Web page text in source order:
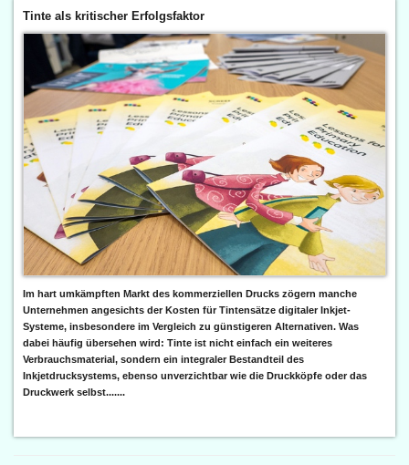
Tinte als kritischer Erfolgsfaktor
Im hart umkämpften Markt des kommerziellen Drucks zögern manche
Unternehmen angesichts der Kosten für Tintensätze digitaler Inkjet-
Systeme, insbesondere im Vergleich zu günstigeren Alternativen. Was
dabei häufig übersehen wird: Tinte ist nicht einfach ein weiteres
Verbrauchsmaterial, sondern ein integraler Bestandteil des
Inkjetdrucksystems, ebenso unverzichtbar wie die Druckköpfe oder das
Druckwerk selbst.......